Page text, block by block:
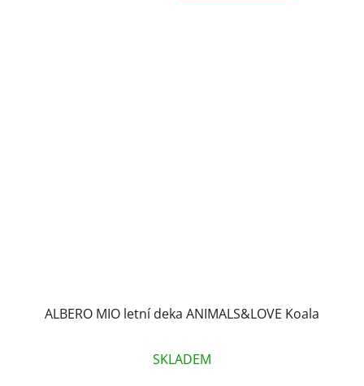
ALBERO MIO letní deka ANIMALS&LOVE Koala
SKLADEM